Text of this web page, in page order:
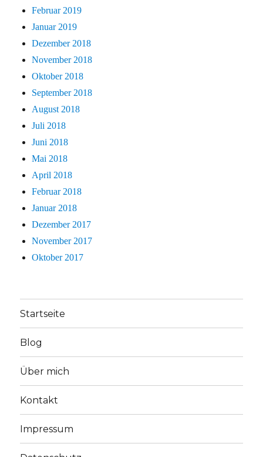
Februar 2019
Januar 2019
Dezember 2018
November 2018
Oktober 2018
September 2018
August 2018
Juli 2018
Juni 2018
Mai 2018
April 2018
Februar 2018
Januar 2018
Dezember 2017
November 2017
Oktober 2017
Startseite
Blog
Über mich
Kontakt
Impressum